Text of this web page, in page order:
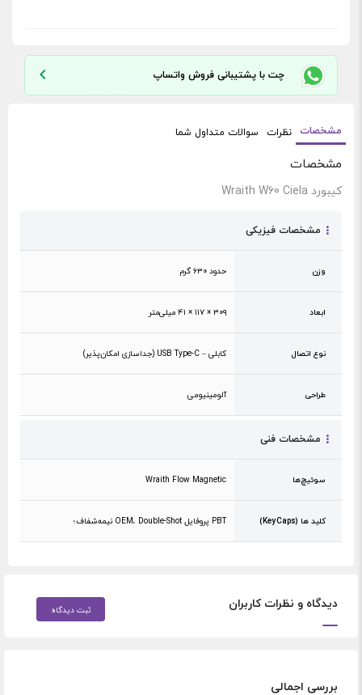
چت با پشتیبانی فروش واتساپ
مشخصات نظرات سوالات متداول شما
مشخصات
کیبورد Wraith W60 Ciela
مشخصات فیزیکی
وزن حدود ۶۳۰ گرم
ابعاد ۳۰۹ × ۱۱۷ × ۴۱ میلی‌متر
نوع اتصال کابلی – USB Type-C (جداسازی امکان‌پذیر)
طراحی آلومینیومی
مشخصات فنی
سوئیچ‌ها Wraith Flow Magnetic
کلید ها (KeyCaps) PBT پروفایل OEM، Double-Shot نیمه‌شفاف؛
دیدگاه و نظرات کاربران ثبت دیدگاه
بررسی اجمالی